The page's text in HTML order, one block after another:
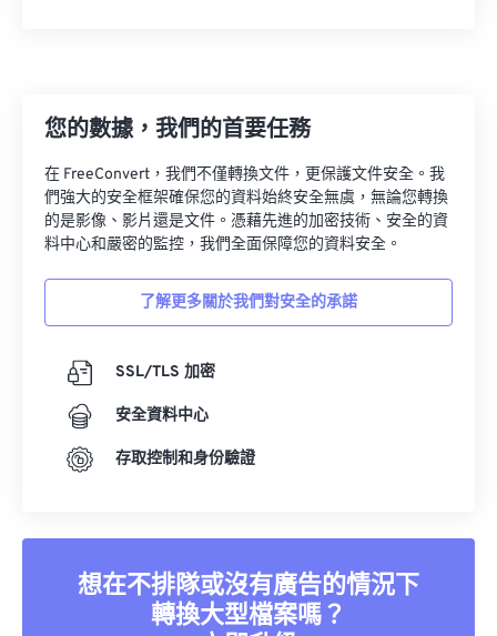
您的數據，我們的首要任務
在 FreeConvert，我們不僅轉換文件，更保護文件安全。我
們強大的安全框架確保您的資料始終安全無虞，無論您轉換
的是影像、影片還是文件。憑藉先進的加密技術、安全的資
料中心和嚴密的監控，我們全面保障您的資料安全。
了解更多關於我們對安全的承諾
SSL/TLS 加密
安全資料中心
存取控制和身份驗證
想在不排隊或沒有廣告的情況下
轉換大型檔案嗎？